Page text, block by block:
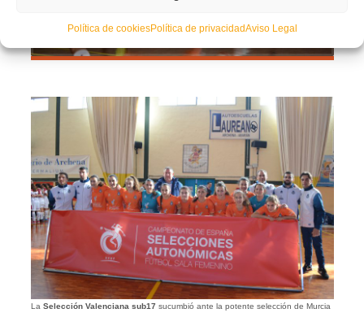
Política de cookiesPolítica de privacidadAviso Legal
La Selección Valenciana sub17 sucumbió ante la potente selección de Murcia